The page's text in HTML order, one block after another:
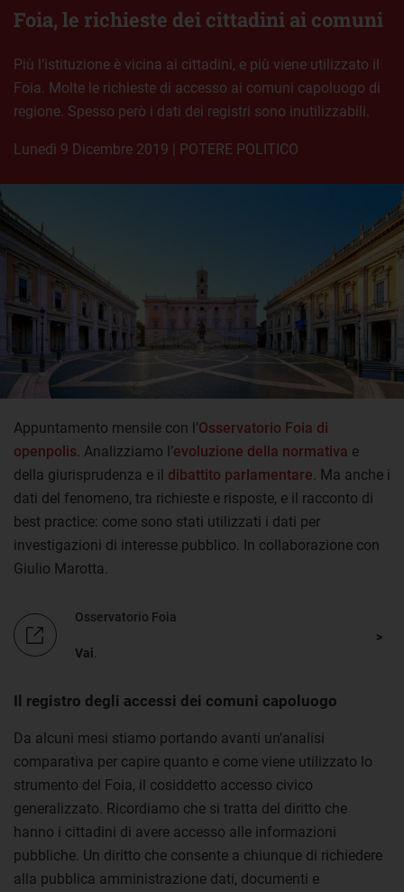
Foia, le richieste dei cittadini ai comuni
Più l’istituzione è vicina ai cittadini, e più viene utilizzato il
Foia. Molte le richieste di accesso ai comuni capoluogo di
regione. Spesso però i dati dei registri sono inutilizzabili.
lunedì 9 Dicembre 2019 | POTERE POLITICO
Appuntamento mensile con l’Osservatorio Foia di
openpolis. Analizziamo l’evoluzione della normativa e
della giurisprudenza e il dibattito parlamentare. Ma anche i
dati del fenomeno, tra richieste e risposte, e il racconto di
best practice: come sono stati utilizzati i dati per
investigazioni di interesse pubblico. In collaborazione con
Giulio Marotta.
Osservatorio Foia
Vai
Il registro degli accessi dei comuni capoluogo
Da alcuni mesi stiamo portando avanti un’analisi
comparativa per capire quanto e come viene utilizzato lo
strumento del Foia, il cosiddetto accesso civico
generalizzato. Ricordiamo che si tratta del diritto che
hanno i cittadini di avere accesso alle informazioni
pubbliche. Un diritto che consente a chiunque di richiedere
alla pubblica amministrazione dati, documenti e